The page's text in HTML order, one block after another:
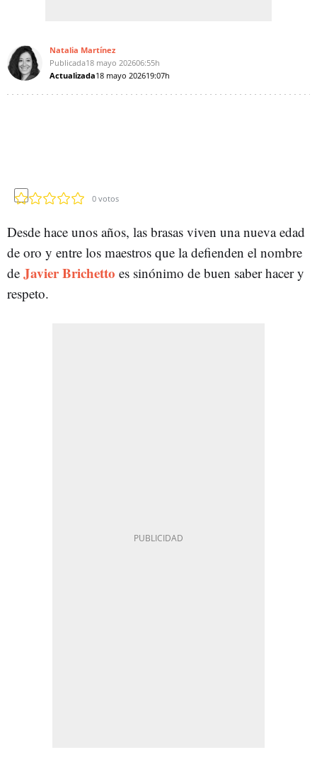
Natalia Martínez
Publicada18 mayo 202606:55h
Actualizada18 mayo 202619:07h
0 votos
Desde hace unos años, las brasas viven una nueva edad
de oro y entre los maestros que la defienden el nombre
de Javier Brichetto es sinónimo de buen saber hacer y
respeto.